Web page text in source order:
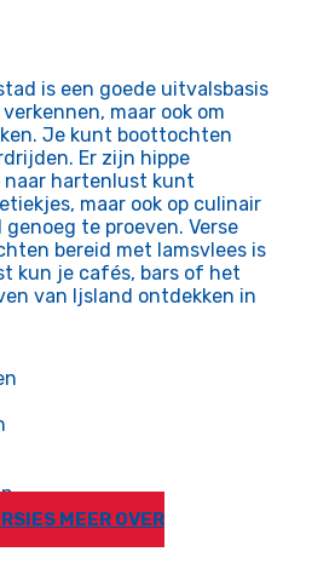
is een goede uitvalsbasis
maar ook om
Je kunt boottochten
Er zijn hippe
hartenlust kunt
maar ook op culinair
te proeven. Verse
bereid met lamsvlees is
kun je cafés, bars of het
van Ijsland ontdekken in
MEER OVER